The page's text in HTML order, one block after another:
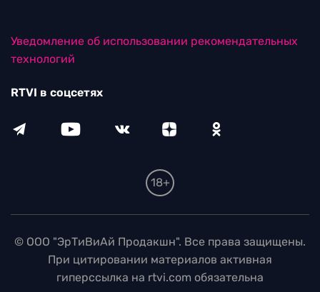
Уведомление об использовании рекомендательных
технологий
RTVI в соцсетях
18+
© ООО "ЭрТиВиАй Продакшн". Все права защищены.
При цитировании материалов активная
гиперссылка на rtvi.com обязательна